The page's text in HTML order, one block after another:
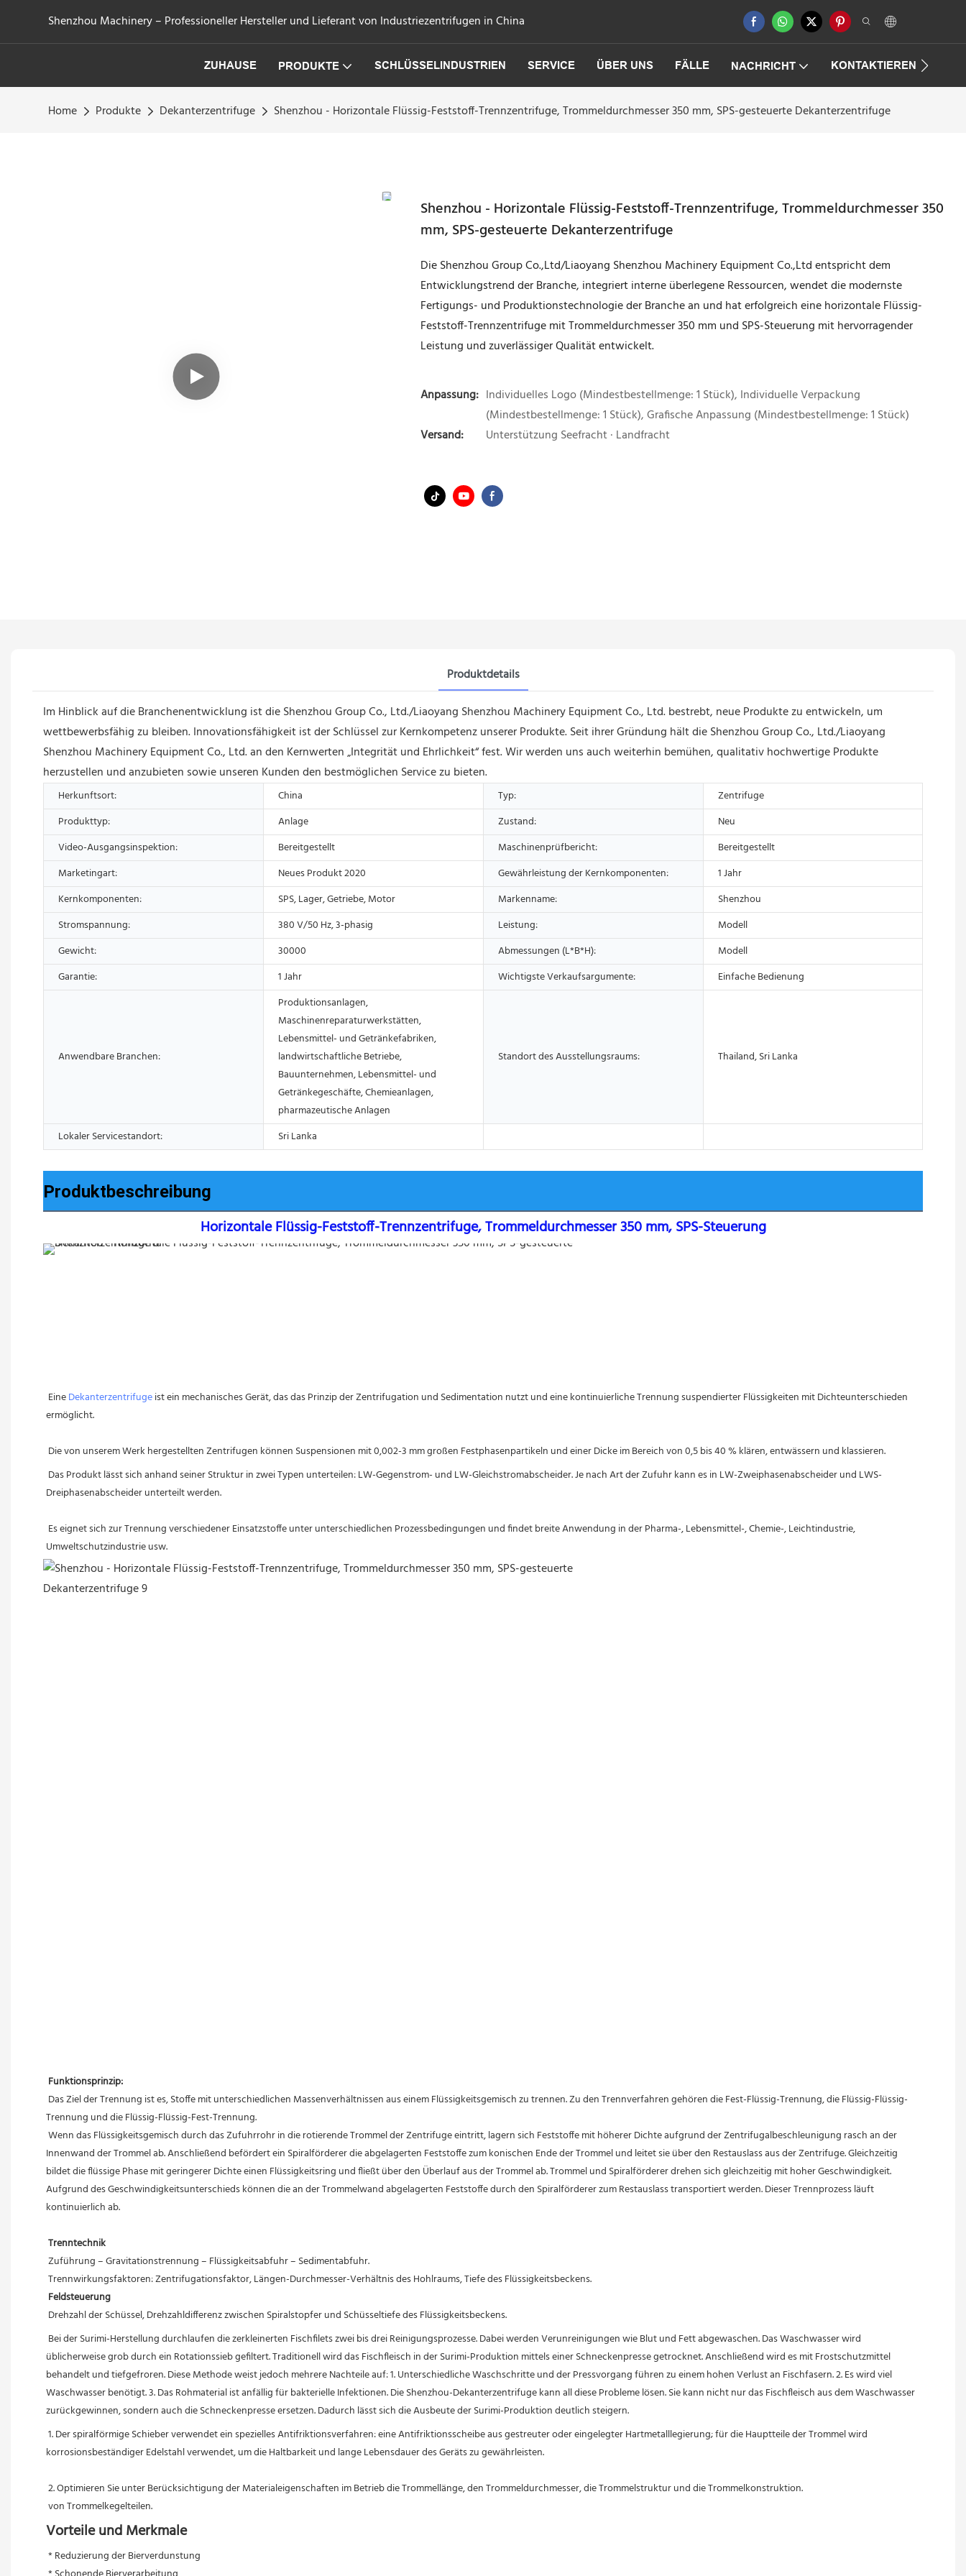
Shenzhou Machinery – Professioneller Hersteller und Lieferant von Industriezentrifugen in China
ZUHAUSE PRODUKTE SCHLÜSSELINDUSTRIEN SERVICE ÜBER UNS FÄLLE NACHRICHT KONTAKTIEREN SIE UNS
Home Produkte Dekanterzentrifuge Shenzhou - Horizontale Flüssig-Feststoff-Trennzentrifuge, Trommeldurchmesser 350 mm, SPS-gesteuerte Dekanterzentrifuge
Shenzhou - Horizontale Flüssig-Feststoff-Trennzentrifuge, Trommeldurchmesser 350
mm, SPS-gesteuerte Dekanterzentrifuge
Die Shenzhou Group Co.,Ltd/Liaoyang Shenzhou Machinery Equipment Co.,Ltd entspricht dem
Entwicklungstrend der Branche, integriert interne überlegene Ressourcen, wendet die modernste
Fertigungs- und Produktionstechnologie der Branche an und hat erfolgreich eine horizontale Flüssig-
Feststoff-Trennzentrifuge mit Trommeldurchmesser 350 mm und SPS-Steuerung mit hervorragender
Leistung und zuverlässiger Qualität entwickelt.
Anpassung: Individuelles Logo (Mindestbestellmenge: 1 Stück), Individuelle Verpackung
(Mindestbestellmenge: 1 Stück), Grafische Anpassung (Mindestbestellmenge: 1 Stück)
Versand:
Unterstützung Seefracht · Landfracht
Produktdetails
Im Hinblick auf die Branchenentwicklung ist die Shenzhou Group Co., Ltd./Liaoyang Shenzhou Machinery Equipment Co., Ltd. bestrebt, neue Produkte zu entwickeln, um
wettbewerbsfähig zu bleiben. Innovationsfähigkeit ist der Schlüssel zur Kernkompetenz unserer Produkte. Seit ihrer Gründung hält die Shenzhou Group Co., Ltd./Liaoyang
Shenzhou Machinery Equipment Co., Ltd. an den Kernwerten „Integrität und Ehrlichkeit“ fest. Wir werden uns auch weiterhin bemühen, qualitativ hochwertige Produkte
herzustellen und anzubieten sowie unseren Kunden den bestmöglichen Service zu bieten.
Herkunftsort: China Typ:
Zentrifuge
Produkttyp:
Anlage Zustand:
Neu
Video-Ausgangsinspektion:
Bereitgestellt Maschinenprüfbericht:
Bereitgestellt
Marketingart:
Neues Produkt 2020 Gewährleistung der Kernkomponenten:
1 Jahr
Kernkomponenten:
SPS, Lager, Getriebe, Motor Markenname:
Shenzhou
Stromspannung:
380 V/50 Hz, 3-phasig Leistung:
Modell
Gewicht:
30000 Abmessungen (L*B*H):
Modell
Garantie:
1 Jahr Wichtigste Verkaufsargumente: Einfache Bedienung
Anwendbare Branchen:
Produktionsanlagen,
Maschinenreparaturwerkstätten,
Lebensmittel- und Getränkefabriken,
landwirtschaftliche Betriebe,
Bauunternehmen, Lebensmittel- und
Getränkegeschäfte, Chemieanlagen,
pharmazeutische Anlagen
Standort des Ausstellungsraums: Thailand, Sri Lanka
Lokaler Servicestandort: Sri Lanka
Produktbeschreibung
Horizontale Flüssig-Feststoff-Trennzentrifuge, Trommeldurchmesser 350 mm, SPS-Steuerung
Eine Dekanterzentrifuge ist ein mechanisches Gerät, das das Prinzip der Zentrifugation und Sedimentation nutzt und eine kontinuierliche Trennung suspendierter Flüssigkeiten mit Dichteunterschieden
ermöglicht.
Die von unserem Werk hergestellten Zentrifugen können Suspensionen mit 0,002-3 mm großen Festphasenpartikeln und einer Dicke im Bereich von 0,5 bis 40 % klären, entwässern und klassieren.
Das Produkt lässt sich anhand seiner Struktur in zwei Typen unterteilen: LW-Gegenstrom- und LW-Gleichstromabscheider. Je nach Art der Zufuhr kann es in LW-Zweiphasenabscheider und LWS-
Dreiphasenabscheider unterteilt werden.
Umweltschutzindustrie usw.
Funktionsprinzip:
Trennung und die Flüssig-Flüssig-Fest-Trennung.
Innenwand der Trommel ab. Anschließend befördert ein Spiralförderer die abgelagerten Feststoffe zum konischen Ende der Trommel und leitet sie über den Restauslass aus der Zentrifuge. Gleichzeitig
bildet die flüssige Phase mit geringerer Dichte einen Flüssigkeitsring und fließt über den Überlauf aus der Trommel ab. Trommel und Spiralförderer drehen sich gleichzeitig mit hoher Geschwindigkeit.
Aufgrund des Geschwindigkeitsunterschieds können die an der Trommelwand abgelagerten Feststoffe durch den Spiralförderer zum Restauslass transportiert werden. Dieser Trennprozess läuft
kontinuierlich ab.
Trenntechnik
Zuführung – Gravitationstrennung – Flüssigkeitsabfuhr – Sedimentabfuhr.
Trennwirkungsfaktoren: Zentrifugationsfaktor, Längen-Durchmesser-Verhältnis des Hohlraums, Tiefe des Flüssigkeitsbeckens.
Feldsteuerung
Drehzahl der Schüssel, Drehzahldifferenz zwischen Spiralstopfer und Schüsseltiefe des Flüssigkeitsbeckens.
Bei der Surimi-Herstellung durchlaufen die zerkleinerten Fischfilets zwei bis drei Reinigungsprozesse. Dabei werden Verunreinigungen wie Blut und Fett abgewaschen. Das Waschwasser wird
üblicherweise grob durch ein Rotationssieb gefiltert. Traditionell wird das Fischfleisch in der Surimi-Produktion mittels einer Schneckenpresse getrocknet. Anschließend wird es mit Frostschutzmittel
behandelt und tiefgefroren. Diese Methode weist jedoch mehrere Nachteile auf: 1. Unterschiedliche Waschschritte und der Pressvorgang führen zu einem hohen Verlust an Fischfasern. 2. Es wird viel
Waschwasser benötigt. 3. Das Rohmaterial ist anfällig für bakterielle Infektionen. Die Shenzhou-Dekanterzentrifuge kann all diese Probleme lösen. Sie kann nicht nur das Fischfleisch aus dem Waschwasser
zurückgewinnen, sondern auch die Schneckenpresse ersetzen. Dadurch lässt sich die Ausbeute der Surimi-Produktion deutlich steigern.
1. Der spiralförmige Schieber verwendet ein spezielles Antifriktionsverfahren: eine Antifriktionsscheibe aus gestreuter oder eingelegter Hartmetalllegierung; für die Hauptteile der Trommel wird
korrosionsbeständiger Edelstahl verwendet, um die Haltbarkeit und lange Lebensdauer des Geräts zu gewährleisten.
2. Optimieren Sie unter Berücksichtigung der Materialeigenschaften im Betrieb die Trommellänge, den Trommeldurchmesser, die Trommelstruktur und die Trommelkonstruktion.
von Trommelkegelteilen.
Vorteile und Merkmale
* Reduzierung der Bierverdunstung